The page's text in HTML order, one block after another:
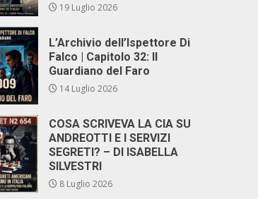
19 Luglio 2026
L’Archivio dell’Ispettore Di
Falco | Capitolo 32: Il
Guardiano del Faro
14 Luglio 2026
COSA SCRIVEVA LA CIA SU
ANDREOTTI E I SERVIZI
SEGRETI? – DI ISABELLA
SILVESTRI
8 Luglio 2026